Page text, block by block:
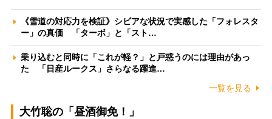
《雪道の対応力を検証》シビアな状況で実感した「フォレスタ
ー」の真価 「ターボ」と「スト…
乗り込むと同時に「これが軽？」と戸惑うのには理由があっ
た 「日産ルークス」さらなる躍進…
一覧を見る
大竹聡の「昼酒御免！」